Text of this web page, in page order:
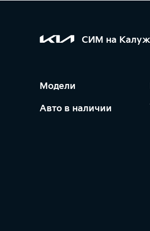
СИМ на
Модели
Авто в наличии